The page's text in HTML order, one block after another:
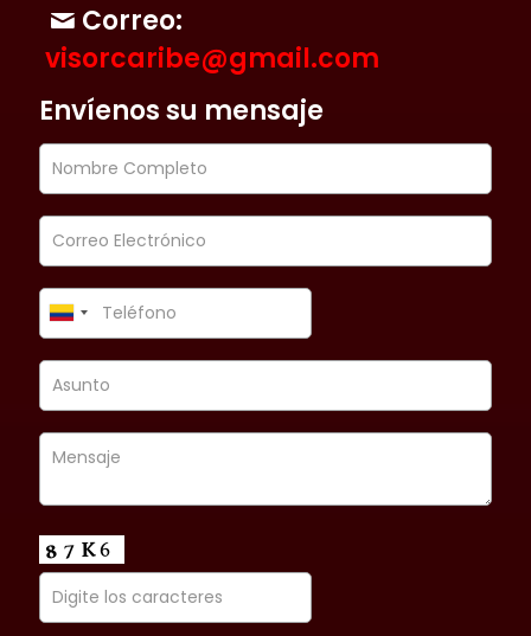
Correo:
visorcaribe@gmail.com
Envíenos su mensaje